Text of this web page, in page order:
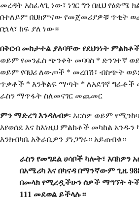
መረዳት አስፈላጊ ነው፣ ነገር ግን በዚህ የዕድሜ
በተለይም በህክምናው የመጀመሪያዎቹ ጥቂት
በኋላ፣ ከፍ ያለ ነው።
በቅርብ መከታተል ያለባቸው የደህንነት
ወይም የመንፈስ ጭንቀት መባባስ * ድንገተኛ
ወይም የባህሪ ለውጦች * መረበሽ፣ ብስጭት
ጥቃቶች * እንቅልፍ ማጣት * ለአደገኛ
ራስን ማጥፋት ስለመናገር መጨመር
ምን ማድረግ እንዳለብዎ፡ እርስዎ ወይም
እየወሰደ እና ከእነዚህ ምልክቶች መካከል አንዱን
እንክብካቤ አቅራቢዎን ያነጋግሩ። አይጠብቁ።
ራስን የመግደል ሀሳቦች ካሎት፣ እባክዎን
በአሜሪካ እና በካናዳ በማንኛውም ጊዜ
በመላክ የሚረዷችሁን ሰዎች ማግኘት
111 መደወል ይችላሉ።